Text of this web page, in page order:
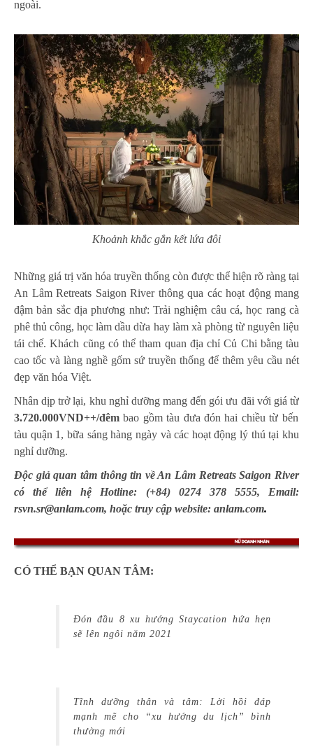
ngoài.
Khoảnh khắc gắn kết lứa đôi
Những giá trị văn hóa truyền thống còn được thể hiện rõ ràng tại
An Lâm Retreats Saigon River thông qua các hoạt động mang
đậm bản sắc địa phương như: Trải nghiệm câu cá, học rang cà
phê thủ công, học làm dầu dừa hay làm xà phòng từ nguyên liệu
tái chế. Khách cũng có thể tham quan địa chỉ Củ Chi bằng tàu
cao tốc và làng nghề gốm sứ truyền thống để thêm yêu cầu nét
đẹp văn hóa Việt.
Nhân dịp trở lại, khu nghỉ dưỡng mang đến gói ưu đãi với giá từ
3.720.000VND++/đêm bao gồm tàu đưa đón hai chiều từ bến
tàu quận 1, bữa sáng hàng ngày và các hoạt động lý thú tại khu
nghỉ dưỡng.
Độc giả quan tâm thông tin về An Lâm Retreats Saigon River
có thể liên hệ Hotline: (+84) 0274 378 5555, Email:
rsvn.sr@anlam.com, hoặc truy cập website: anlam.com.
CÓ THỂ BẠN QUAN TÂM:
Đón đầu 8 xu hướng Staycation hứa hẹn
sẽ lên ngôi năm 2021
Tĩnh dưỡng thân và tâm: Lời hồi đáp
mạnh mẽ cho “xu hướng du lịch” bình
thường mới